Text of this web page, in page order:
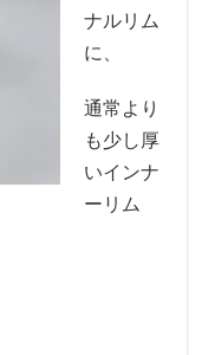
ナルリム
に、
通常より
も少し厚
いインナ
ーリム